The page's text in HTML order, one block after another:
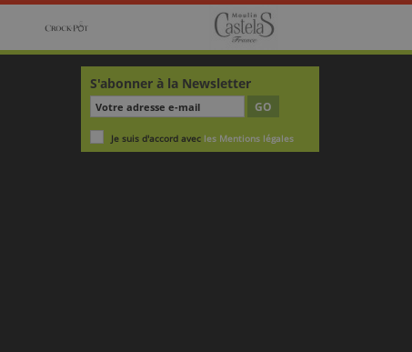
S'abonner à la Newsletter
GO
Je suis d'accord avec les Mentions légales